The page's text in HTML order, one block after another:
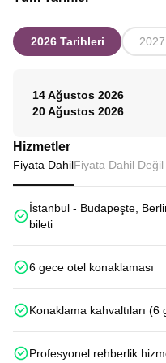
2026 Tarihleri
14 Ağustos 2026
20 Ağustos 2026
Hizmetler
Fiyata DahilFiyata Dahil Değil
İstanbul - Budapeşte,
bileti
6 gece otel konaklaması
Konaklama kahvaltıları (6
Profesyonel rehberlik